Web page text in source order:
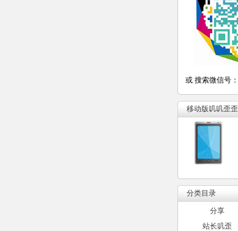
或 搜索微信号：
移动版叽叽歪歪
分类目录
分享
站长叽歪